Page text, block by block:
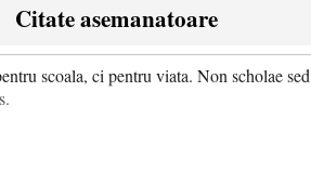
Citate asemanatoare
scoala, ci pentru viata. Non scholae sed